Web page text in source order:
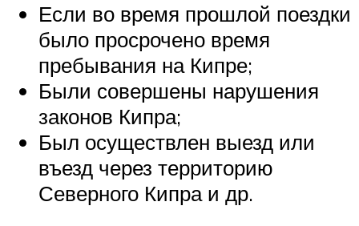
Если во время прошлой поездки
было просрочено время
пребывания на Кипре;
Были совершены нарушения
законов Кипра;
Был осуществлен выезд или
въезд через территорию
Северного Кипра и др.